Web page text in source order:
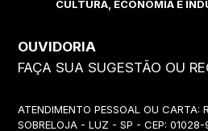
CULTURA, ECONOMIA E
OUVIDORIA
FAÇA SUA SUGESTÃO OU
ATENDIMENTO PESSOAL OU CARTA:
SOBRELOJA - LUZ - SP - CEP: 01028-